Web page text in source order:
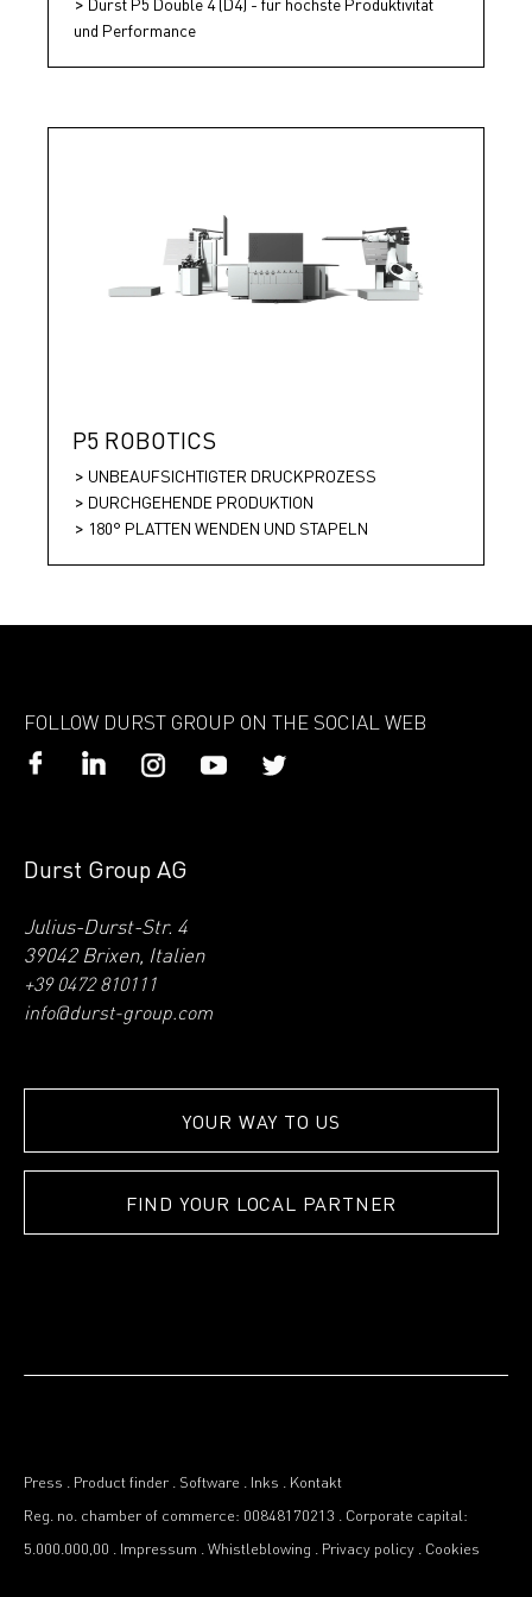
und Performance
P5 ROBOTICS
UNBEAUFSICHTIGTER DRUCKPROZESS
DURCHGEHENDE PRODUKTION
180° PLATTEN WENDEN UND STAPELN
FOLLOW DURST GROUP ON THE SOCIAL WEB
Durst Group AG
Julius-Durst-Str. 4
39042 Brixen, Italien
+39 0472 810111
info@durst-group.com
YOUR WAY TO US
FIND YOUR LOCAL PARTNER
Press Product finder Software Inks Kontakt
Reg. no. chamber of commerce: 00848170213 Corporate capital:
5.000.000,00 Impressum Whistleblowing Privacy policy Cookies